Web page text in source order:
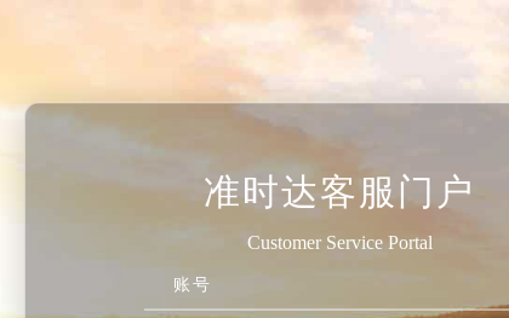
准时达客服门户
Customer Service Portal
账号